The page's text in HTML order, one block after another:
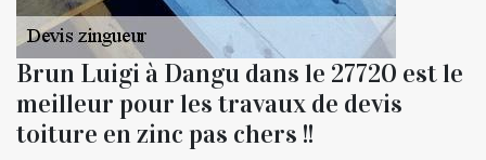
Brun Luigi à Dangu dans le 27720 est le
meilleur pour les travaux de devis
toiture en zinc pas chers !!